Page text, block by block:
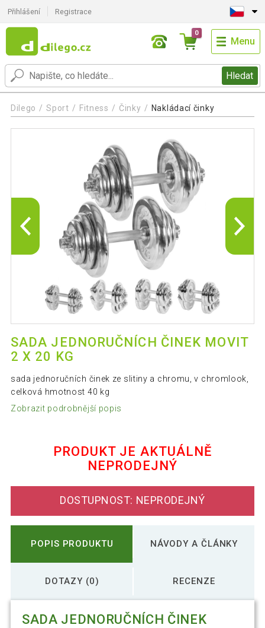
Přihlášení Registrace
Hledat
0
Menu
Dilego Sport Fitness Činky Nakládací činky
SADA JEDNORUČNÍCH ČINEK MOVIT
2 X 20 KG
sada jednoručních činek ze slitiny a chromu, v chromlook,
celková hmotnost 40 kg
Zobrazit podrobnější popis
PRODUKT JE AKTUÁLNĚ
NEPRODEJNÝ
DOSTUPNOST: NEPRODEJNÝ
POPIS PRODUKTU NÁVODY A ČLÁNKY
DOTAZY (0) RECENZE
SADA JEDNORUČNÍCH ČINEK